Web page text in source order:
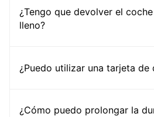
¿Tengo que devolver el
lleno?
¿Puedo utilizar una tarjeta de
¿Cómo puedo prolongar la